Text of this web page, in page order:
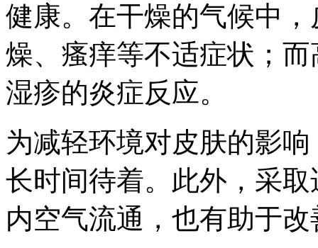
健康。在干燥的气候中
燥、瘙痒等不适症状；
湿疹的炎症反应。
为减轻环境对皮肤的影
长时间待着。此外，采
内空气流通，也有助于